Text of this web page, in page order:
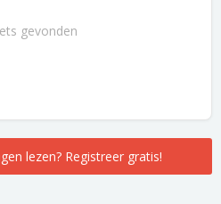
gevonden
lezen? Registreer gratis!